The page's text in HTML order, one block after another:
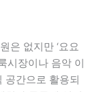
은 없지만 ‘요요
시장이나 음악 이
공간으로 활용되